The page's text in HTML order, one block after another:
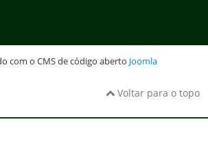
com o CMS de código aberto Joomla
Voltar para o topo